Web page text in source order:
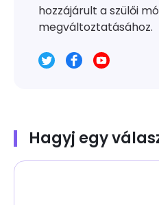
hozzájárult a szülői
megváltoztatásához.
Hagyj egy